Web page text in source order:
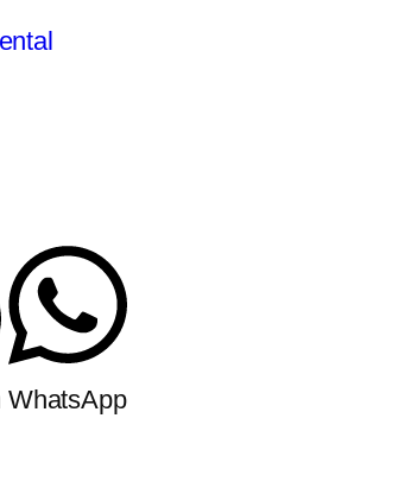
WhatsApp